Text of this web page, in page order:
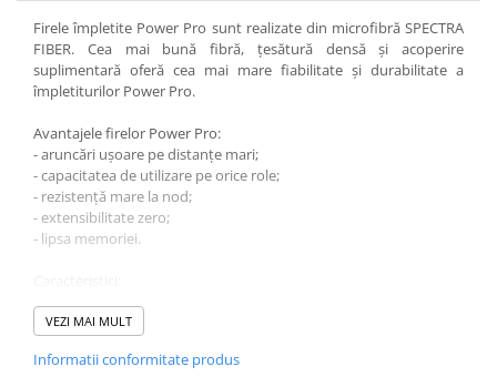
Penare
Altele
Rucsac
Accesorii conexe pescuit
Cântare
Instrumente
Ochelari
Barci, sonare
Sonare
Firele împletite Power Pro sunt realizate din microfibră SPECTRA
FIBER. Cea mai bună fibră, țesătură densă și acoperire
suplimentară oferă cea mai mare fiabilitate și durabilitate a
împletiturilor Power Pro.
Avantajele firelor Power Pro:
- aruncări ușoare pe distanțe mari;
- capacitatea de utilizare pe orice role;
- rezistență mare la nod;
- extensibilitate zero;
- lipsa memoriei.
Diametru (mm): 0,40
Lungime: 135 m
Culoare verde
VEZI MAI MULT
Informatii conformitate produs